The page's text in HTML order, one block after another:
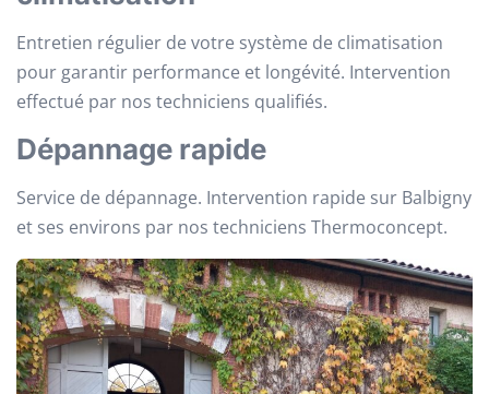
Entretien régulier de votre système de climatisation
pour garantir performance et longévité. Intervention
effectué par nos techniciens qualifiés.
Dépannage rapide
Service de dépannage. Intervention rapide sur Balbigny
et ses environs par nos techniciens Thermoconcept.